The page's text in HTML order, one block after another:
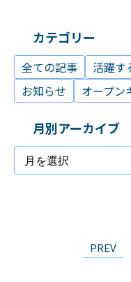
カテゴリー
全ての記事 活躍す
お知らせ
オープン
月別アーカイブ
PREV